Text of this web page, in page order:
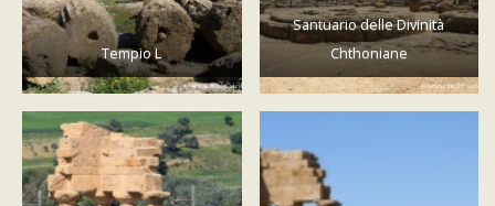
Tempio L
Santuario delle Divinità
Chthoniane